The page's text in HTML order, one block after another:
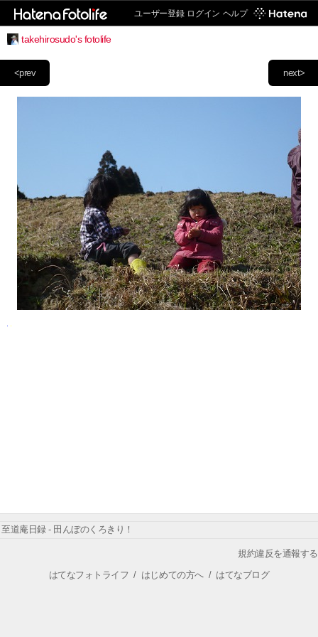
ユーザー登録 ログイン ヘルプ
takehirosudo's fotolife
next>
<prev
至道庵日録 - 田んぼのくろきり！
規約違反を通報する
はてなフォトライフ / はじめての方へ/ はてなブログ